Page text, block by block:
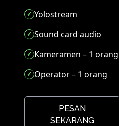
Yolostream
Sound card audio
Kameramen – 1 orang
Operator – 1 orang
PESAN
SEKARANG